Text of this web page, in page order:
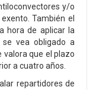
y/o
También el
hora de aplicar la
vea obligado a
valora que el plazo
a cuatro años.
repartidores de